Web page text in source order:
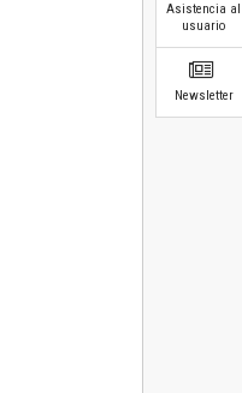
Asistencia al
usuario
Newsletter